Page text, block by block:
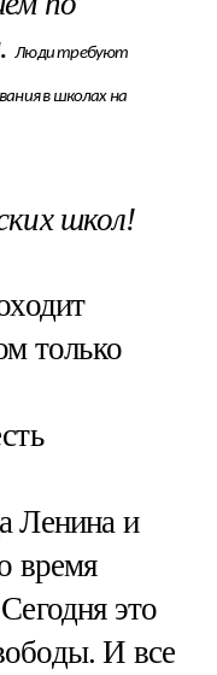
Люди требуют
в школах на
школ!
только
Ленина и
время
это
И все